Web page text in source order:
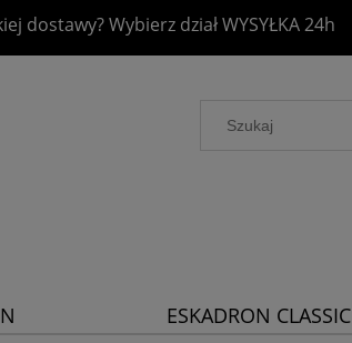
dostawy? Wybierz działWYSYŁKA 24h
ESKADRON CLASSIC